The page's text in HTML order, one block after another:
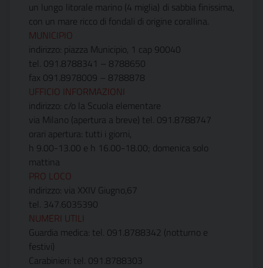
un lungo litorale marino (4 miglia) di sabbia finissima,
con un mare ricco di fondali di origine corallina.
MUNICIPIO
indirizzo: piazza Municipio, 1 cap 90040
tel. 091.8788341 – 8788650
fax 091.8978009 – 8788878
UFFICIO INFORMAZIONI
indirizzo: c/o la Scuola elementare
via Milano (apertura a breve) tel. 091.8788747
orari apertura: tutti i giorni,
h 9.00-13.00 e h 16.00-18.00; domenica solo
mattina
PRO LOCO
indirizzo: via XXIV Giugno,67
tel. 347.6035390
NUMERI UTILI
Guardia medica: tel. 091.8788342 (notturno e
festivi)
Carabinieri: tel. 091.8788303